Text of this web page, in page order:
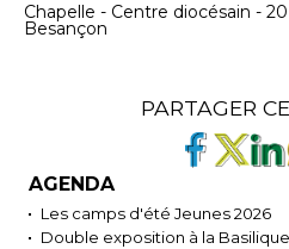
Chapelle - Centre diocésain -
Besançon
PARTAGER
AGENDA
Les camps d'été Jeunes 2026
Double exposition à la